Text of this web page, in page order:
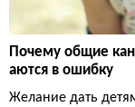
Почему общие
аются в ошибку
Желание дать